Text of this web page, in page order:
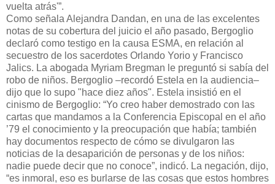
vuelta atrás'”.
Como señala Alejandra Dandan, en una de las excelentes
notas de su cobertura del juicio el año pasado, Bergoglio
declaró como testigo en la causa ESMA, en relación al
secuestro de los sacerdotes Orlando Yorio y Francisco
Jalics. La abogada Myriam Bregman le preguntó si sabía del
robo de niños. Bergoglio –recordó Estela en la audiencia–
dijo que lo supo "hace diez años". Estela insistió en el
cinismo de Bergoglio: “Yo creo haber demostrado con las
cartas que mandamos a la Conferencia Episcopal en el año
’79 el conocimiento y la preocupación que había; también
hay documentos respecto de cómo se divulgaron las
noticias de la desaparición de personas y de los niños:
nadie puede decir que no conoce”, indicó. La negación, dijo,
“es inmoral, eso es burlarse de las cosas que estos hombres